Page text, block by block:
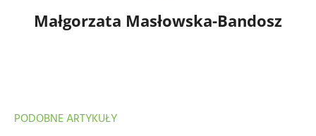
Małgorzata Masłowska-Bandosz
PODOBNE ARTYKUŁY